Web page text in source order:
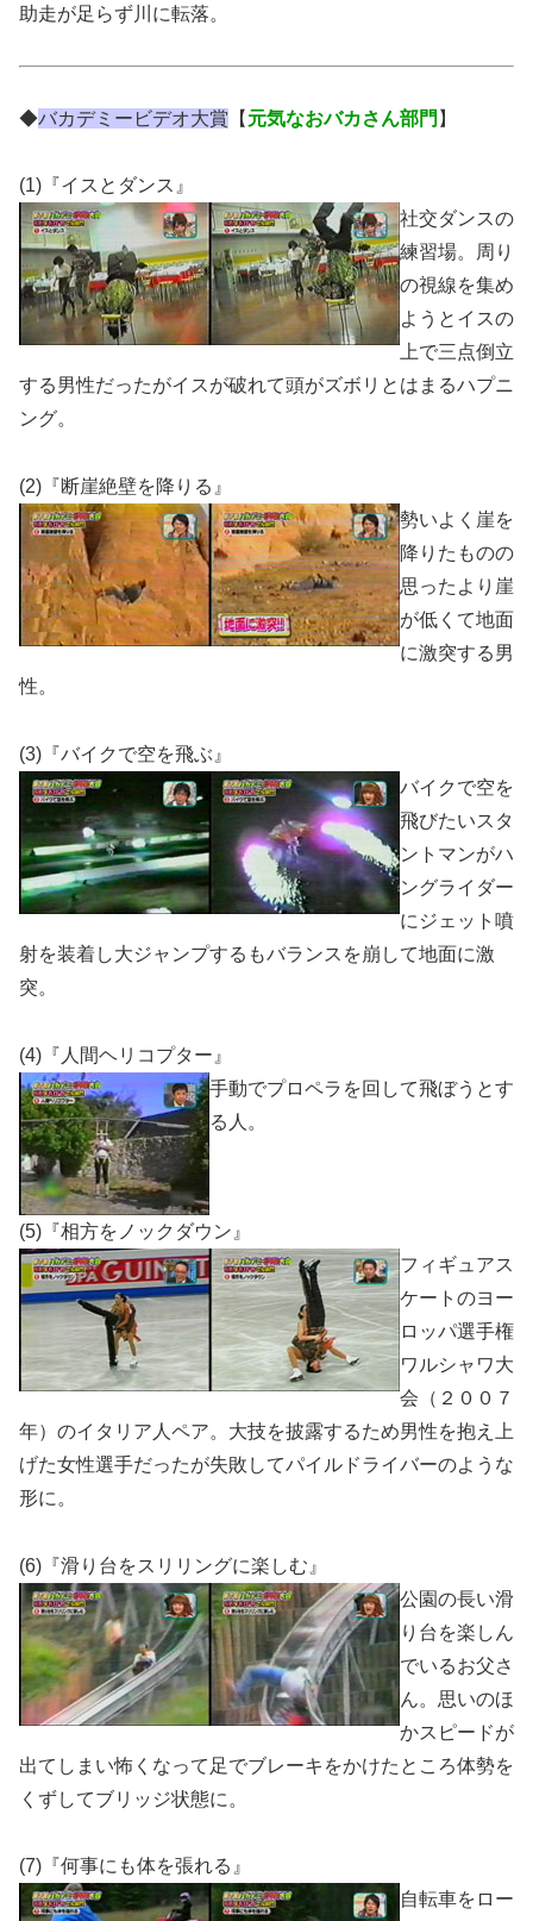
助走が足らず川に転落。
◆バカデミービデオ大賞 【 元気なおバカさん部門 】
(1)『イスとダンス』
社交ダンスの
練習場。周り
の視線を集め
ようとイスの
上で三点倒立
する男性だったがイスが破れて頭がズボリとはまるハプニ
ング。
(2)『断崖絶壁を降りる』
勢いよく崖を
降りたものの
思ったより崖
が低くて地面
に激突する男
性。
(3)『バイクで空を飛ぶ』
バイクで空を
飛びたいスタ
ントマンがハ
ングライダー
にジェット噴
射を装着し大ジャンプするもバランスを崩して地面に激
突。
(4)『人間ヘリコプター』
手動でプロペラを回して飛ぼうとす
る人。
(5)『相方をノックダウン』
フィギュアス
ケートのヨー
ロッパ選手権
ワルシャワ大
会（２００７
年）のイタリア人ペア。大技を披露するため男性を抱え上
げた女性選手だったが失敗してパイルドライバーのような
形に。
(6)『滑り台をスリリングに楽しむ』
公園の長い滑
り台を楽しん
でいるお父さ
ん。思いのほ
かスピードが
出てしまい怖くなって足でブレーキをかけたところ体勢を
くずしてブリッジ状態に。
(7)『何事にも体を張れる』
自転車をロー